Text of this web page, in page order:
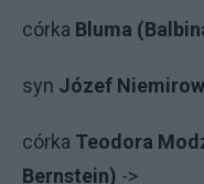
córka Bluma
syn Józef
córka Teodora
Bernstein) ->